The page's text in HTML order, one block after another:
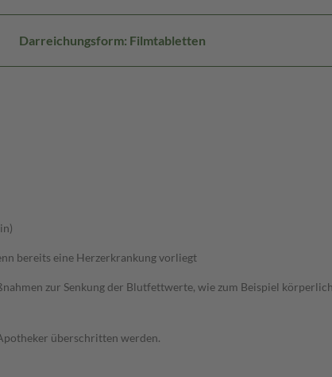
Darreichungsform: Filmtabletten
bereits eine Herzerkrankung vorliegt
zur Senkung der Blutfettwerte, wie zum Beispiel
überschritten werden.